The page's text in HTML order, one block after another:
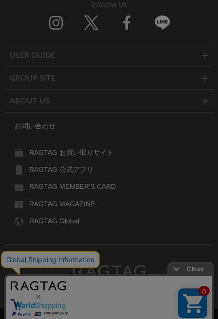
FOLLOW US
USER GUIDE
GROUP SITE
ABOUT US
お問い合わせ
RAGTAG お買い取りサイト
RAGTAG 公式アプリ
RAGTAG MEMBER'S CARD
RAGTAG MAGAZINE
RAGTAG Global
デザイナーズブランドのユーズド・セレクトショップ